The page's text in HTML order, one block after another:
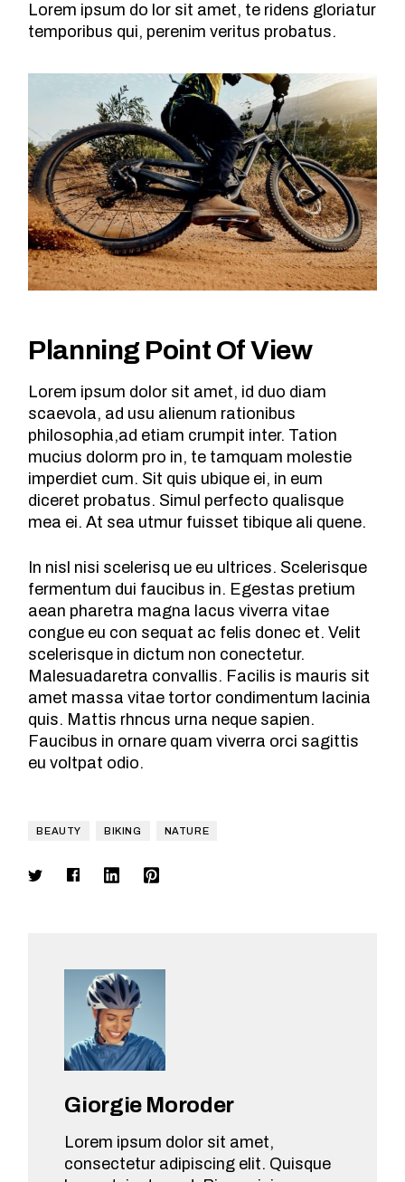
Lorem ipsum do lor sit amet, te ridens gloriatur
temporibus qui, perenim veritus probatus.
Planning Point Of View
Lorem ipsum dolor sit amet, id duo diam
scaevola, ad usu alienum rationibus
philosophia,ad etiam crumpit inter. Tation
mucius dolorm pro in, te tamquam molestie
imperdiet cum. Sit quis ubique ei, in eum
diceret probatus. Simul perfecto qualisque
mea ei. At sea utmur fuisset tibique ali quene.
In nisl nisi scelerisq ue eu ultrices. Scelerisque
fermentum dui faucibus in. Egestas pretium
aean pharetra magna lacus viverra vitae
congue eu con sequat ac felis donec et. Velit
scelerisque in dictum non conectetur.
Malesuadaretra convallis. Facilis is mauris sit
amet massa vitae tortor condimentum lacinia
quis. Mattis rhncus urna neque sapien.
Faucibus in ornare quam viverra orci sagittis
eu voltpat odio.
BEAUTY BIKING NATURE
Giorgie Moroder
Lorem ipsum dolor sit amet,
consectetur adipiscing elit. Quisque